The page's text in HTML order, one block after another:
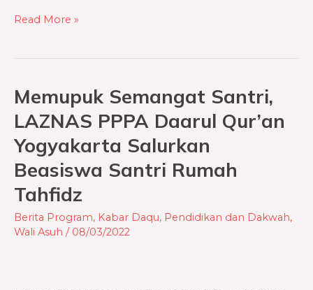
Read More »
Memupuk Semangat Santri,
LAZNAS PPPA Daarul Qur’an
Yogyakarta Salurkan
Beasiswa Santri Rumah
Tahfidz
Berita Program, Kabar Daqu, Pendidikan dan Dakwah,
Wali Asuh / 08/03/2022
Memupuk
Santri,
LAZNAS
PPPA
Daarul
Yogyakarta